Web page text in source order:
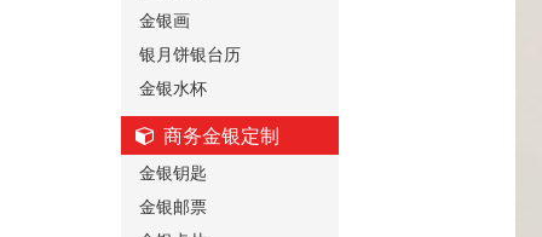
金银画
银月饼银台历
金银水杯
商务金银定制
金银钥匙
金银邮票